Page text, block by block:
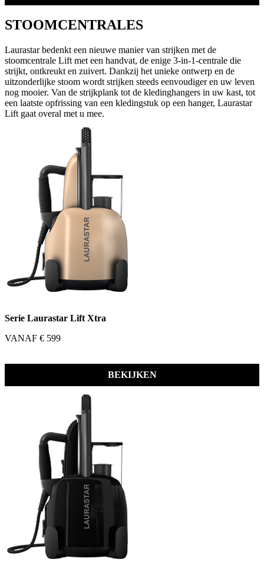
STOOMCENTRALES
Laurastar bedenkt een nieuwe manier van strijken met de
stoomcentrale Lift met een handvat, de enige 3-in-1-centrale die
strijkt, ontkreukt en zuivert. Dankzij het unieke ontwerp en de
uitzonderlijke stoom wordt strijken steeds eenvoudiger en uw leven
nog mooier. Van de strijkplank tot de kledinghangers in uw kast, tot
een laatste opfrissing van een kledingstuk op een hanger, Laurastar
Lift gaat overal met u mee.
Serie Laurastar Lift Xtra
VANAF € 599
BEKIJKEN